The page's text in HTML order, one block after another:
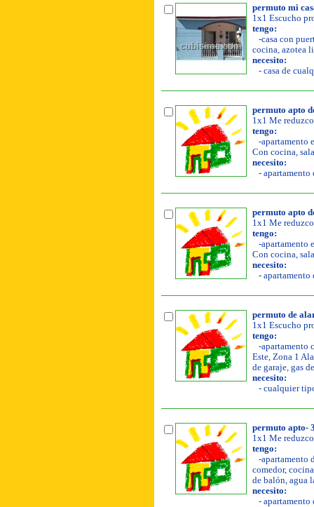
permuto mi
1x1 Escucho
tengo:
-casa con
cocina, azotea
necesito:
- casa de
permuto apto
1x1 Me
tengo:
-apartamento
Con cocina,
necesito:
- apartamento
permuto apto
1x1 Me
tengo:
-apartamento
Con cocina,
necesito:
- apartamento
permuto de
1x1 Escucho
tengo:
-apartamento
Este, Zona 1
de garaje, gas
necesito:
- cualquier
permuto apto-
1x1 Me
tengo:
-apartamento
comedor,
de balón, agua
necesito:
- apartamento